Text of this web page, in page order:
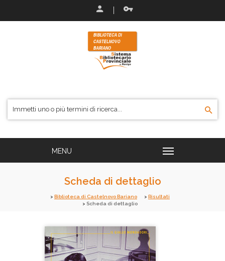
Scheda di dettaglio
Biblioteca di Castelnovo Bariano
Risultati
Scheda di dettaglio